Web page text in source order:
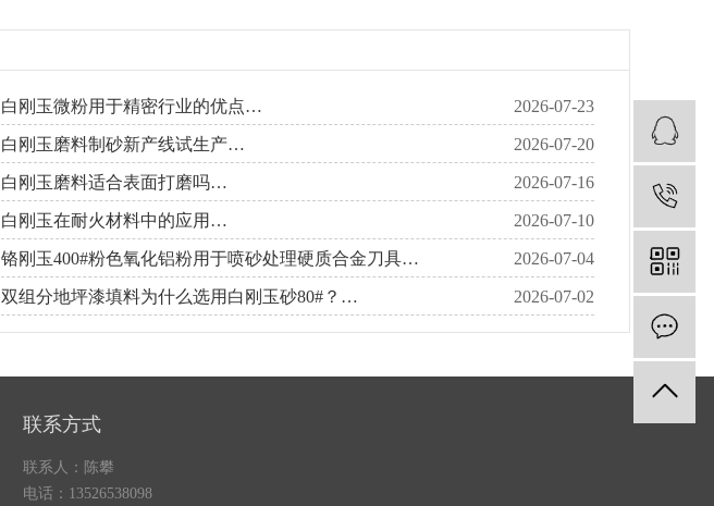
2026-07-23
白刚玉微粉用于精密行业的优点…
2026-07-20
白刚玉磨料制砂新产线试生产…
2026-07-16
白刚玉磨料适合表面打磨吗…
2026-07-10
白刚玉在耐火材料中的应用…
2026-07-04
铬刚玉400#粉色氧化铝粉用于喷砂处理硬质合金刀具…
2026-07-02
双组分地坪漆填料为什么选用白刚玉砂80#？…
联系方式
联系人：陈攀
电话：13526538098